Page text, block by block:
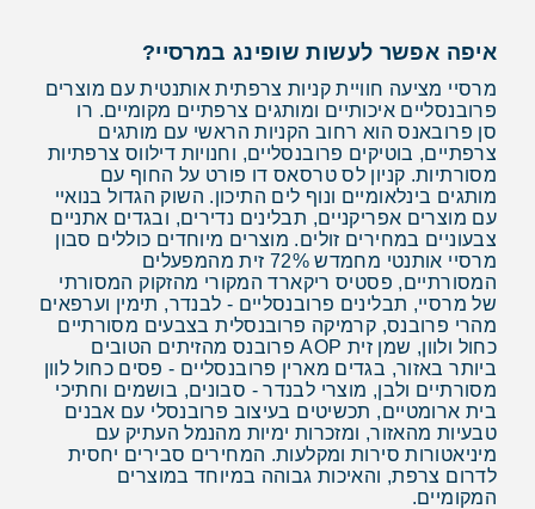
איפה אפשר לעשות שופינג במרסיי?
מרסיי מציעה חוויית קניות צרפתית אותנטית עם מוצרים
פרובנסליים איכותיים ומותגים צרפתיים מקומיים. רו
סן פרובאנס הוא רחוב הקניות הראשי עם מותגים
צרפתיים, בוטיקים פרובנסליים, וחנויות דילווס צרפתיות
מסורתיות. קניון לס טרסאס דו פורט על החוף עם
מותגים בינלאומיים ונוף לים התיכון. השוק הגדול בנואיי
עם מוצרים אפריקניים, תבלינים נדירים, ובגדים אתניים
צבעוניים במחירים זולים. מוצרים מיוחדים כוללים סבון
מרסיי אותנטי מחמדש 72% זית מהמפעלים
המסורתיים, פסטיס ריקארד המקורי מהזקוק המסורתי
של מרסיי, תבלינים פרובנסליים - לבנדר, תימין וערפאים
מהרי פרובנס, קרמיקה פרובנסלית בצבעים מסורתיים
כחול ולוון, שמן זית AOP פרובנס מהזיתים הטובים
ביותר באזור, בגדים מארין פרובנסליים - פסים כחול לוון
מסורתיים ולבן, מוצרי לבנדר - סבונים, בושמים וחתיכי
בית ארומטיים, תכשיטים בעיצוב פרובנסלי עם אבנים
טבעיות מהאזור, ומזכרות ימיות מהנמל העתיק עם
מיניאטורות סירות ומקלעות. המחירים סבירים יחסית
לדרום צרפת, והאיכות גבוהה במיוחד במוצרים
המקומיים.